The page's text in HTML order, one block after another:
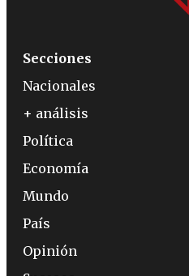
Secciones
Nacionales
+ análisis
Política
Economía
Mundo
País
Opinión